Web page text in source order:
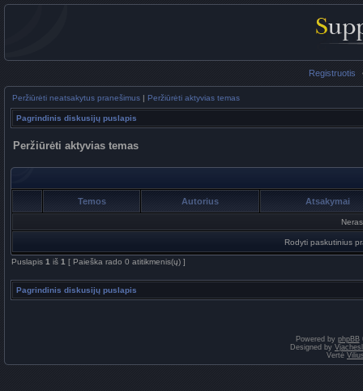
Registruotis
Peržiūrėti neatsakytus pranešimus | Peržiūrėti aktyvias temas
Pagrindinis diskusijų puslapis
Peržiūrėti aktyvias temas
Temos Autorius Atsakymai
Rodyti paskutinius
Puslapis 1 iš 1 [ Paieška rado 0 atitikmenis(ų) ]
Pagrindinis diskusijų puslapis
Powered by phpBB
Designed by
Vertė